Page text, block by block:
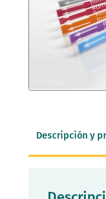
Descripción y